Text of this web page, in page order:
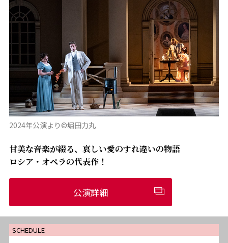
2024年公演より©堀田力丸
甘美な音楽が綴る、哀しい愛のすれ違いの物語
ロシア・オペラの代表作！
公演詳細
SCHEDULE